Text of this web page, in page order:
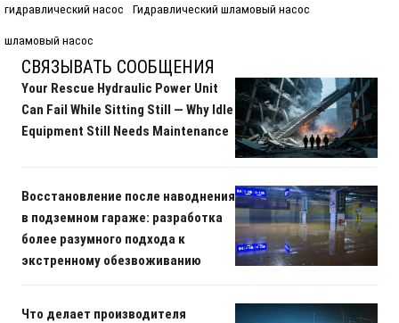
гидравлический насос Гидравлический шламовый насос
шламовый насос
СВЯЗЫВАТЬ СООБЩЕНИЯ
Your Rescue Hydraulic Power Unit
Can Fail While Sitting Still — Why Idle
Equipment Still Needs Maintenance
Восстановление после наводнения
в подземном гараже: разработка
более разумного подхода к
экстренному обезвоживанию
Что делает производителя